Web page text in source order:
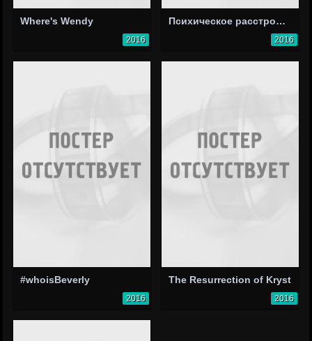
Where's Wendy
2016
Психическое расстройство
2016
#whoisBeverly
2016
The Resurrection of Kryst
2016